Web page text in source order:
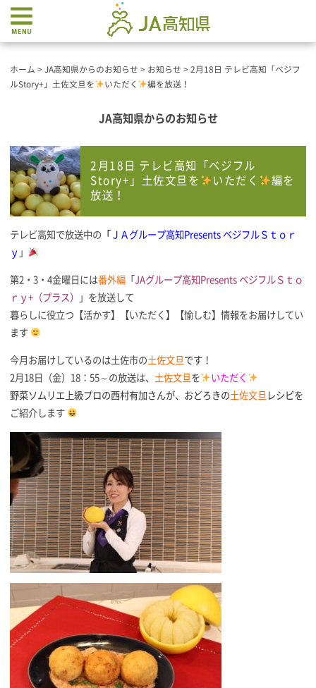
ホーム > JA高知県からのお知らせ > お知らせ > 2月18日 テレビ高知「ベジフ
ルStory+」土佐文旦を
いただく 編を放送！
JA高知県からのお知らせ
2月18日 テレビ高知「ベジフル
Story+」土佐文旦を
いただく
編を
放送！
テレビ高知で放送中の 「 ＪＡグループ高知Presents ベジフルＳｔｏｒ
ｙ 」
第2・3・4金曜日には番外編 「 JAグループ高知Presents ベジフルＳｔｏ
ｒｙ+（プラス）
」を放送して
暮らしに役立つ【活かす】【いただく】【愉しむ】情報をお届けしてい
ます
今月お届けしているのは土佐市の土佐文旦 です ！
2月18日（金）18：55～の放送は、 土佐文旦 を
いただく
野菜ソムリエ上級プロの西村有加さんが、おどろきの土佐文旦 レシピを
ご紹介します